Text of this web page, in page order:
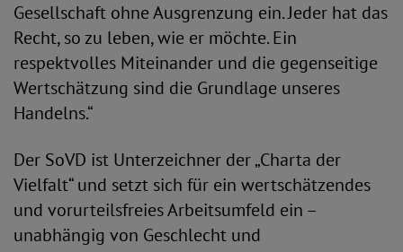
Gesellschaft ohne Ausgrenzung ein. Jeder hat das
Recht, so zu leben, wie er möchte. Ein
respektvolles Miteinander und die gegenseitige
Wertschätzung sind die Grundlage unseres
Handelns.“
Der SoVD ist Unterzeichner der „Charta der
Vielfalt“ und setzt sich für ein wertschätzendes
und vorurteilsfreies Arbeitsumfeld ein –
unabhängig von Geschlecht und